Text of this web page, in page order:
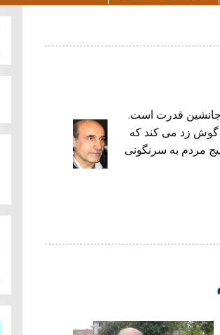
جانشین قدرت است.
گوش زد می کند که
مردم به سرنگونی